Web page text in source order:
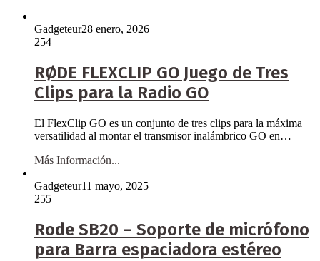
Gadgeteur28 enero, 2026
254
RØDE FLEXCLIP GO Juego de Tres
Clips para la Radio GO
El FlexClip GO es un conjunto de tres clips para la máxima
versatilidad al montar el transmisor inalámbrico GO en…
Más Información...
Gadgeteur11 mayo, 2025
255
Rode SB20 – Soporte de micrófono
para Barra espaciadora estéreo